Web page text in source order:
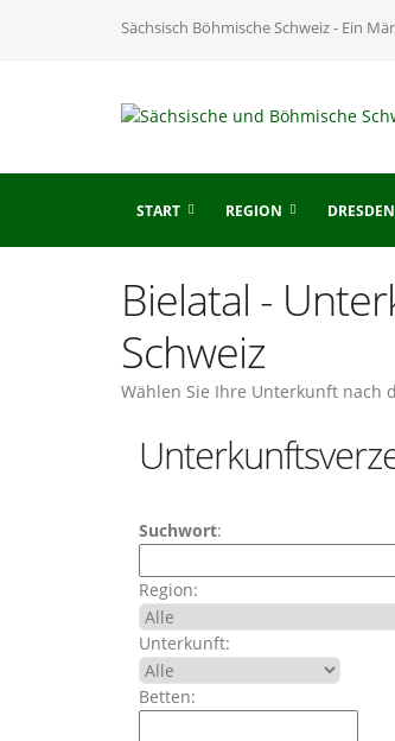
Sächsisch Böhmische Schweiz - Ein
START REGION DRESDEN
Bielatal -
Schweiz
Wählen Sie Ihre Unterkunft nach
Suchwort:
Region:
Unterkunft:
Betten: